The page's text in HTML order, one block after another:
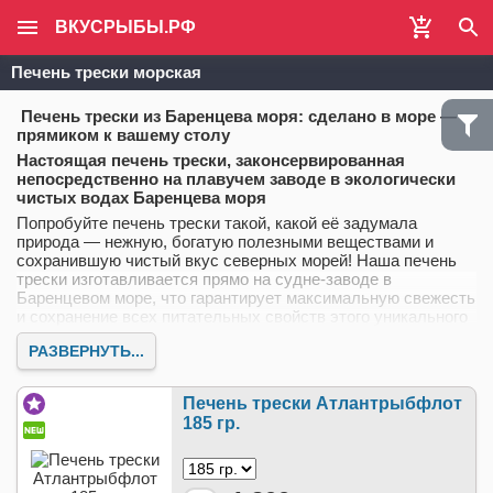
ВКУСРЫБЫ.РФ
Печень трески морская
Печень трески из Баренцева моря: сделано в море —
прямиком к вашему столу
Настоящая печень трески, законсервированная
непосредственно на плавучем заводе в экологически
чистых водах Баренцева моря
Попробуйте печень трески такой, какой её задумала
природа — нежную, богатую полезными веществами и
сохранившую чистый вкус северных морей! Наша печень
трески изготавливается прямо на судне-заводе в
Баренцевом море, что гарантирует максимальную свежесть
и сохранение всех питательных свойств этого уникального
продукта.
Почему наша печень трески особенная?
Изготовление на судне— обработка в течение 4 часов
после вылова
Экологически чистый регион
Баренцева моря
Отборное сырье
— только печень трески высшего
РАЗВЕРНУТЬ...
Печень трески Атлантрыбфлот
185 гр.